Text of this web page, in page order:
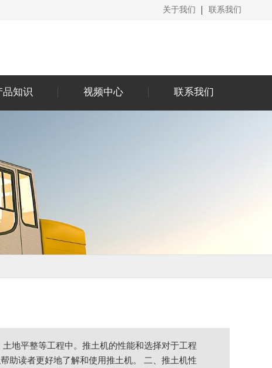
关于我们 联系我们
品知识 视频中心 联系我们
地平整等工程中。推土机的性能和选择对于工程
助读者更好地了解和使用推土机。 二、推土机性